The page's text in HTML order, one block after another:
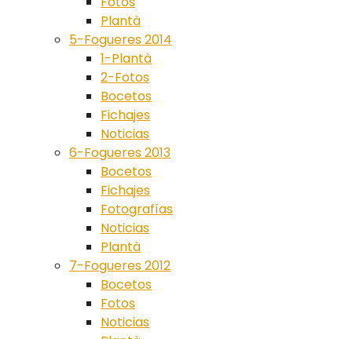
Plantà
5-Fogueres 2014
1-Plantà
2-Fotos
Bocetos
Fichajes
Noticias
6-Fogueres 2013
Bocetos
Fichajes
Fotografías
Noticias
Plantà
7-Fogueres 2012
Bocetos
Fotos
Noticias